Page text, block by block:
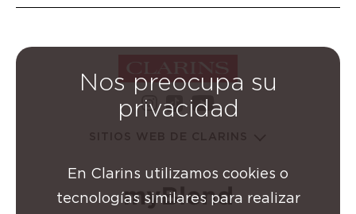
instagram Grupo Clarins
youtube Grupo
Nos preocupa su
privacidad
En Clarins utilizamos cookies o
tecnologías similares para realizar